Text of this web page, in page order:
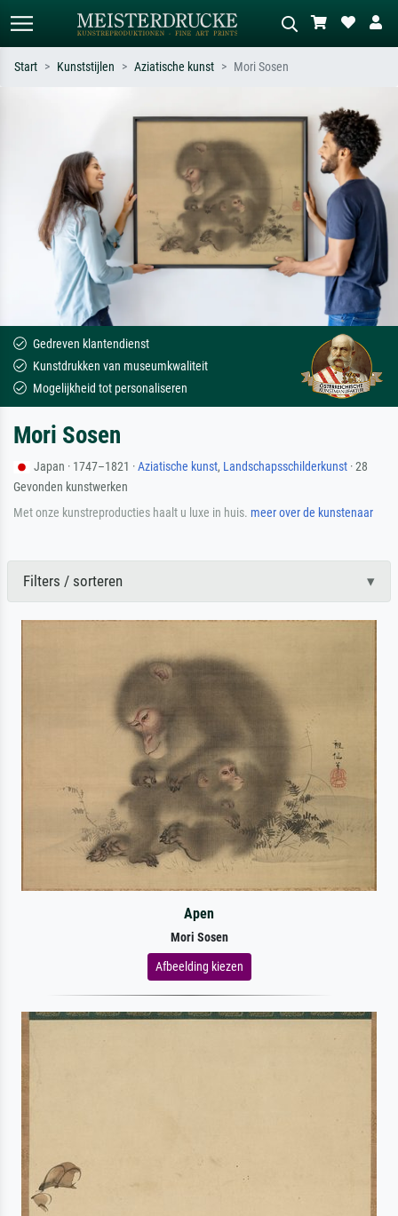
Monet, Sterrennacht, impressionisme,
Hokusai-golf, naakt.
Beschrijf de scène – bijv. groene
weide, abstract met veel rood, donker
olieverfschilderij, staand naakt naast
een boom.
Start Kunststijlen Aziatische kunst Mori Sosen
Gedreven klantendienst
Kunstdrukken van museumkwaliteit
Mogelijkheid tot personaliseren
Mori Sosen
Japan · 1747–1821 ·Aziatische kunst, Landschapsschilderkunst · 28
Gevonden kunstwerken
Met onze kunstreproducties haalt u luxe in huis. meer over de kunstenaar
Filters / sorteren
Apen
Mori Sosen
Afbeelding kiezen